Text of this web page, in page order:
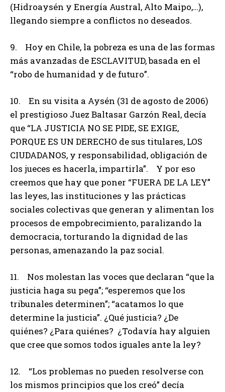
(Hidroaysén y Energía Austral, Alto Maipo,…),
llegando siempre a conflictos no deseados.
9. Hoy en Chile, la pobreza es una de las formas
más avanzadas de ESCLAVITUD, basada en el
“robo de humanidad y de futuro”.
10. En su visita a Aysén (31 de agosto de 2006)
el prestigioso Juez Baltasar Garzón Real, decía
que “LA JUSTICIA NO SE PIDE, SE EXIGE,
PORQUE ES UN DERECHO de sus titulares, LOS
CIUDADANOS, y responsabilidad, obligación de
los jueces es hacerla, impartirla”. Y por eso
creemos que hay que poner “FUERA DE LA LEY”
las leyes, las instituciones y las prácticas
sociales colectivas que generan y alimentan los
procesos de empobrecimiento, paralizando la
democracia, torturando la dignidad de las
personas, amenazando la paz social.
11. Nos molestan las voces que declaran “que la
justicia haga su pega”; “esperemos que los
tribunales determinen”; “acatamos lo que
determine la justicia”. ¿Qué justicia? ¿De
quiénes? ¿Para quiénes? ¿Todavía hay alguien
que cree que somos todos iguales ante la ley?
12. “Los problemas no pueden resolverse con
los mismos principios que los creó” decía